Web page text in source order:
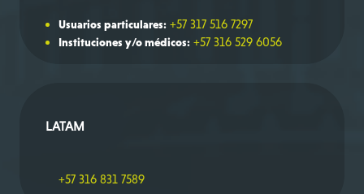
Usuarios particulares: +57 317 516 7297
Instituciones y/o médicos: +57 316 529 6056
LATAM
+57 316 831 7589